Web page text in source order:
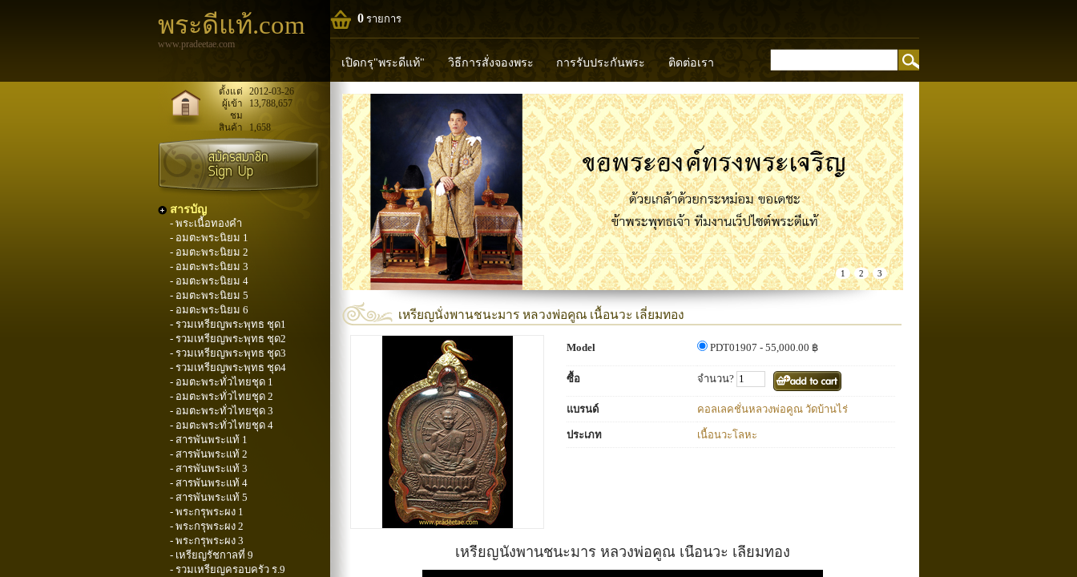
พระดีแท้.com
www.pradeetae.com
0 รายการ
เปิดกรุ"พระดีแท้" วิธีการสั่งจองพระ การรับประกันพระ ติดต่อเรา
หลวงพ่อทวด หลวงปู่ทิม หลวงพ่อคูณ หลวงพ่อมุ่ย หลวงพ่อปล้อง
พระพุทธวิริยากร
ตั้งแต่
2012-03-26
ผู้เข้า
ชม
13,788,657
สินค้า 1,658
สารบัญ
- พระเนื้อทองคำ
- อมตะพระนิยม 1
- อมตะพระนิยม 2
- อมตะพระนิยม 3
- อมตะพระนิยม 4
- อมตะพระนิยม 5
- อมตะพระนิยม 6
- รวมเหรียญพระพุทธ ชุด1
- รวมเหรียญพระพุทธ ชุด2
- รวมเหรียญพระพุทธ ชุด3
- รวมเหรียญพระพุทธ ชุด4
- อมตะพระทั่วไทยชุด 1
- อมตะพระทั่วไทยชุด 2
- อมตะพระทั่วไทยชุด 3
- อมตะพระทั่วไทยชุด 4
- สารพันพระแท้ 1
- สารพันพระแท้ 2
- สารพันพระแท้ 3
- สารพันพระแท้ 4
- สารพันพระแท้ 5
- พระกรุพระผง 1
- พระกรุพระผง 2
- พระกรุพระผง 3
- เหรียญรัชกาลที่ 9
- รวมเหรียญครอบครัว ร.9
1 2 3
เหรียญนั่งพานชนะมาร หลวงพ่อคูณ เนื้อนวะ เลี่ยมทอง
Model PDT01907 - 55,000.00 ฿
ซื้อ จำนวน?
แบรนด์ คอลเลคชั่นหลวงพ่อคูณ วัดบ้านไร่
ประเภท เนื้อนวะโลหะ
เหรียญนั่งพานชนะมาร หลวงพ่อคูณ เนื้อนวะ เลี่ยมทอง